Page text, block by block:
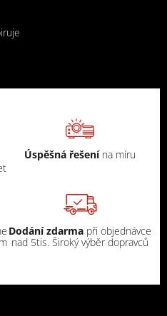
Úspěšná řešení na míru
Dodání zdarma při objednávce
nad 5tis. Široký výběr dopravců